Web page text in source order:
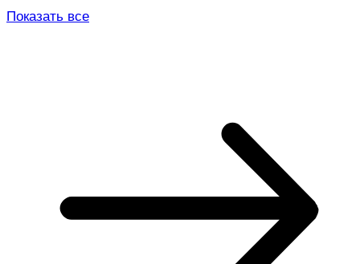
Показать все